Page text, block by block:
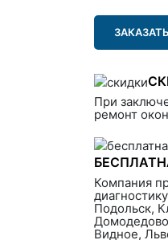
При
ремонт
Компания
Подольск,
Видное,